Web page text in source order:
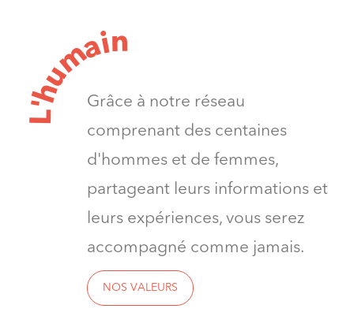
L
'
h
u
main
Grâce à notre réseau
comprenant des centaines
d'hommes et de femmes,
partageant leurs informations et
leurs expériences, vous serez
accompagné comme jamais.
NOS VALEURS